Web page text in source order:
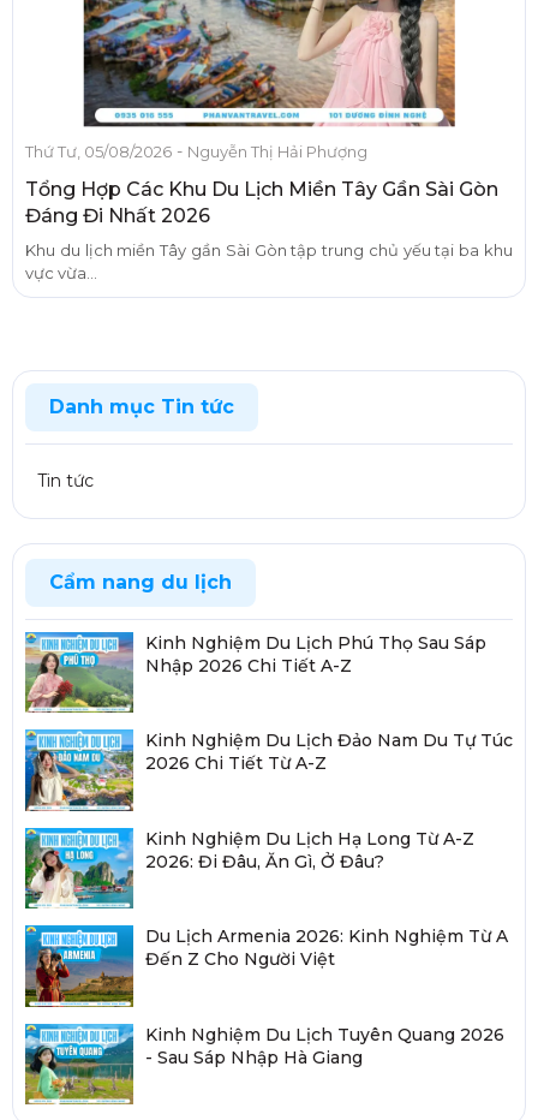
Thứ Tư, 05/08/2026 - Nguyễn Thị Hải Phượng
Tổng Hợp Các Khu Du Lịch Miền Tây Gần Sài Gòn
Đáng Đi Nhất 2026
Khu du lịch miền Tây gần Sài Gòn tập trung chủ yếu tại ba khu
vực vừa...
Danh mục Tin tức
Tin tức
Cẩm nang du lịch
Kinh Nghiệm Du Lịch Phú Thọ Sau Sáp
Nhập 2026 Chi Tiết A-Z
Kinh Nghiệm Du Lịch Đảo Nam Du Tự Túc
2026 Chi Tiết Từ A-Z
Kinh Nghiệm Du Lịch Hạ Long Từ A-Z
2026: Đi Đâu, Ăn Gì, Ở Đâu?
Du Lịch Armenia 2026: Kinh Nghiệm Từ A
Đến Z Cho Người Việt
Kinh Nghiệm Du Lịch Tuyên Quang 2026
- Sau Sáp Nhập Hà Giang